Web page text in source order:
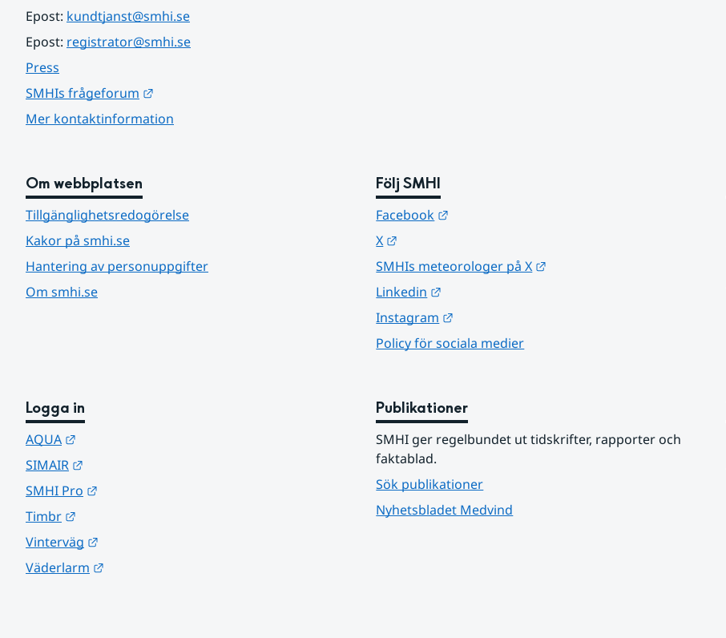
Epost: kundtjanst@smhi.se
Epost: registrator@smhi.se
Press
SMHIs frågeforum
Mer kontaktinformation
Om webbplatsen
Tillgänglighetsredogörelse
Kakor på smhi.se
Hantering av personuppgifter
Om smhi.se
Följ SMHI
Facebook
X
SMHIs meteorologer på X
Linkedin
Instagram
Policy för sociala medier
Logga in
AQUA
SIMAIR
SMHI Pro
Timbr
Vinterväg
Väderlarm
Publikationer
SMHI ger regelbundet ut tidskrifter, rapporter och
faktablad.
Sök publikationer
Nyhetsbladet Medvind